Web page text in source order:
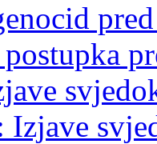
Izjave